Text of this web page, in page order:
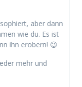
aber dann
wie du. Es ist
ihn erobern! 😉
mehr und